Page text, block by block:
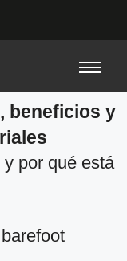
beneficios y
por qué está